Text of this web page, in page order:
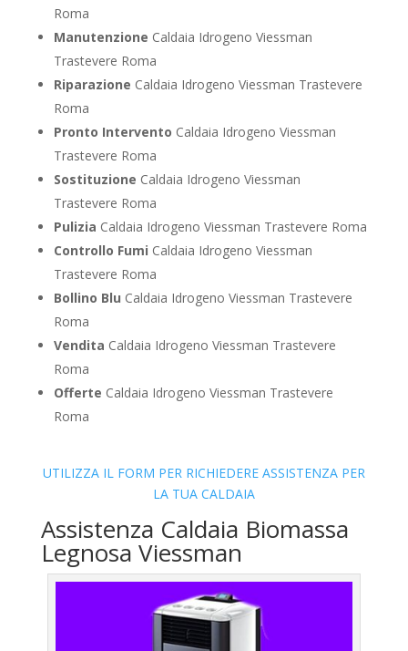
Roma
Manutenzione Caldaia Idrogeno Viessman
Trastevere Roma
Riparazione Caldaia Idrogeno Viessman Trastevere
Roma
Pronto Intervento Caldaia Idrogeno Viessman
Trastevere Roma
Sostituzione Caldaia Idrogeno Viessman
Trastevere Roma
Pulizia Caldaia Idrogeno Viessman Trastevere Roma
Controllo Fumi Caldaia Idrogeno Viessman
Trastevere Roma
Bollino Blu Caldaia Idrogeno Viessman Trastevere
Roma
Vendita Caldaia Idrogeno Viessman Trastevere
Roma
Offerte Caldaia Idrogeno Viessman Trastevere
Roma
UTILIZZA IL FORM PER RICHIEDERE ASSISTENZA PER
LA TUA CALDAIA
Assistenza Caldaia Biomassa
Legnosa Viessman